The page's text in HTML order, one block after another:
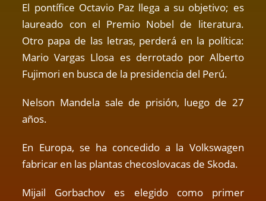
El pontífice Octavio Paz llega a su objetivo; es
laureado con el Premio Nobel de literatura.
Otro papa de las letras, perderá en la política:
Mario Vargas Llosa es derrotado por Alberto
Fujimori en busca de la presidencia del Perú.
Nelson Mandela sale de prisión, luego de 27
años.
En Europa, se ha concedido a la Volkswagen
fabricar en las plantas checoslovacas de Skoda.
Mijail Gorbachov es elegido como primer